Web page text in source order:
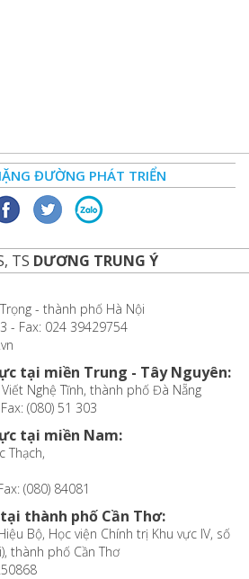
ĐƯỜNG PHÁT TRIỂN
TS DƯƠNG TRUNG Ý
- thành phố Hà Nội
- Fax: 024 39429754
tại miền Trung - Tây Nguyên:
Nghệ Tĩnh, thành phố Đà Nẵng
(080) 51 303
tại miền Nam:
Thạch,
(080) 84081
thành phố Cần Thơ:
Bộ, Học viện Chính trị Khu vực IV, số
thành phố Cần Thơ